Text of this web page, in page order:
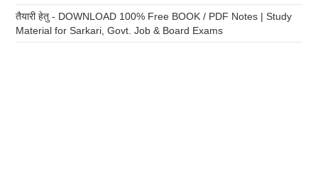
तैयारी हेतु - DOWNLOAD 100% Free BOOK / PDF Notes | Study
Material for Sarkari, Govt. Job & Board Exams